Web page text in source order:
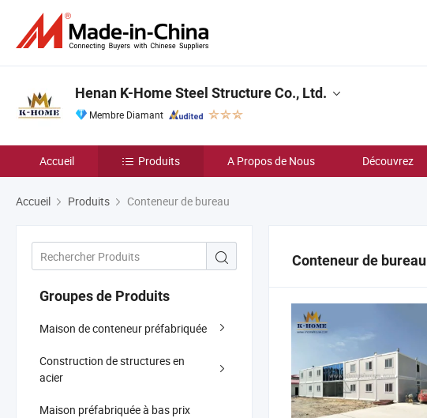
Henan K-Home Steel Structure Co., Ltd.
Membre Diamant
Accueil Produits A Propos de Nous Découvrez
Accueil Produits Conteneur de bureau
Groupes de Produits
Maison de conteneur préfabriquée
Construction de structures en
acier
Maison préfabriquée à bas prix
Conteneur de bureau